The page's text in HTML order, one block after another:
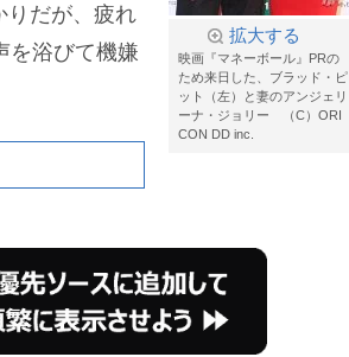
拡大する
映画『マネーボール』PRの
ため来日した、ブラッド・ピ
ット（左）と妻のアンジェリ
ーナ・ジョリー （C）ORI
CON DD inc.
りだが、疲れ
を浴びて機嫌